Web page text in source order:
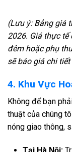
(Lưu ý: Bảng giá
2026. Giá thực tế
đêm hoặc phụ
sẽ báo giá chi
4. Khu Vực
Không để bạn
thuật của chúng
nóng giao thông,